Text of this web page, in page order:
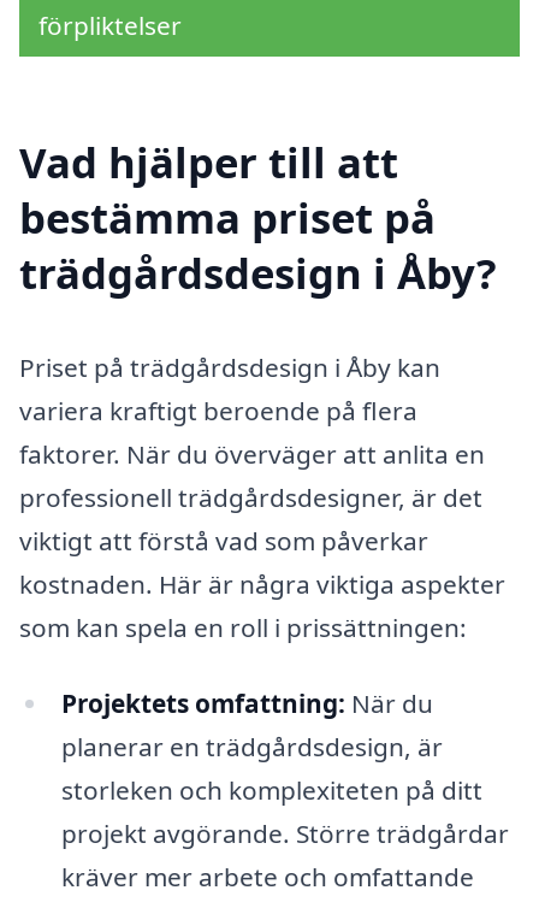
förpliktelser
Vad hjälper till att
bestämma priset på
trädgårdsdesign i Åby?
Priset på trädgårdsdesign i Åby kan
variera kraftigt beroende på flera
faktorer. När du överväger att anlita en
professionell trädgårdsdesigner, är det
viktigt att förstå vad som påverkar
kostnaden. Här är några viktiga aspekter
som kan spela en roll i prissättningen:
Projektets omfattning: När du
planerar en trädgårdsdesign, är
storleken och komplexiteten på ditt
projekt avgörande. Större trädgårdar
kräver mer arbete och omfattande